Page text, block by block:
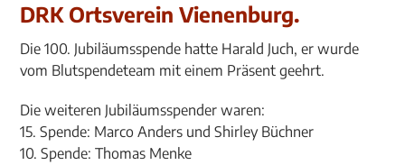
DRK Ortsverein Vienenburg.
Die 100. Jubiläumsspende hatte Harald Juch, er wurde
vom Blutspendeteam mit einem Präsent geehrt.
Die weiteren Jubiläumsspender waren:
15. Spende: Marco Anders und Shirley Büchner
10. Spende: Thomas Menke